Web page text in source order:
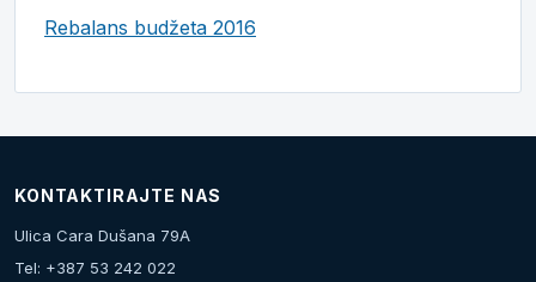
Rebalans budžeta 2016
KONTAKTIRAJTE NAS
Ulica Cara Dušana 79A
Tel: +387 53 242 022